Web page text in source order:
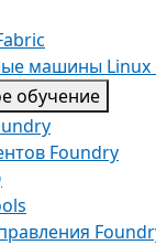
машины Linux
обучение
Foundry